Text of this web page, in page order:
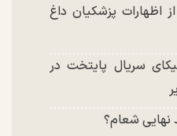
پزشکیان داغ
سریال پایتخت در
نهایی شعام؟